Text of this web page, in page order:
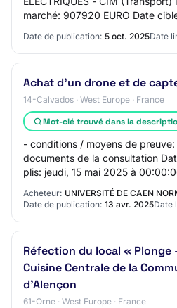
marché: 907920 EURO Date
05
Date de publication: 5 oct. 2025Date
Achat d'un drone et de
14-Calvados · West Europe · France
Mot-clé trouvé dans la
- conditions / moyens de
documents de la consultation
plis: jeudi, 15 mai 2025 à
0: Indiqué dans les documents…
Acheteur: UNIVERSITÉ DE CAEN
Date de publication: 13 avr. 2025Date
Réfection du local « Plonge
Cuisine Centrale de la
d'Alençon
61-Orne · West Europe · France